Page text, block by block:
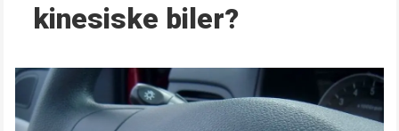
kinesiske biler?